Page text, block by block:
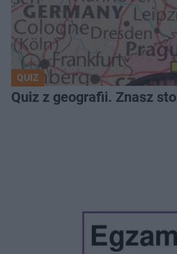
QUIZ
Quiz z geografii. Znasz